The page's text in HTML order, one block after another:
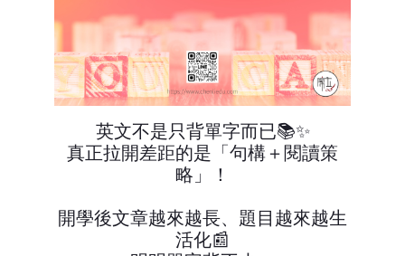
英文不是只背單字而已📚✨
真正拉開差距的是「句構＋閱讀策
略」！
開學後文章越來越長、題目越來越生
活化📰